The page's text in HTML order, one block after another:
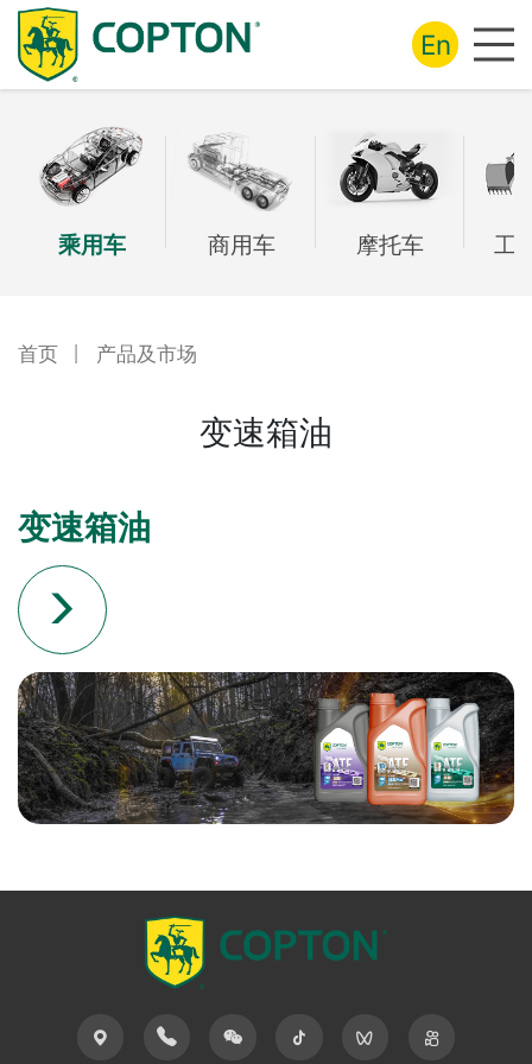
En
乘用车 商用车 摩托车 工
首页 产品及市场
变速箱油
变速箱油